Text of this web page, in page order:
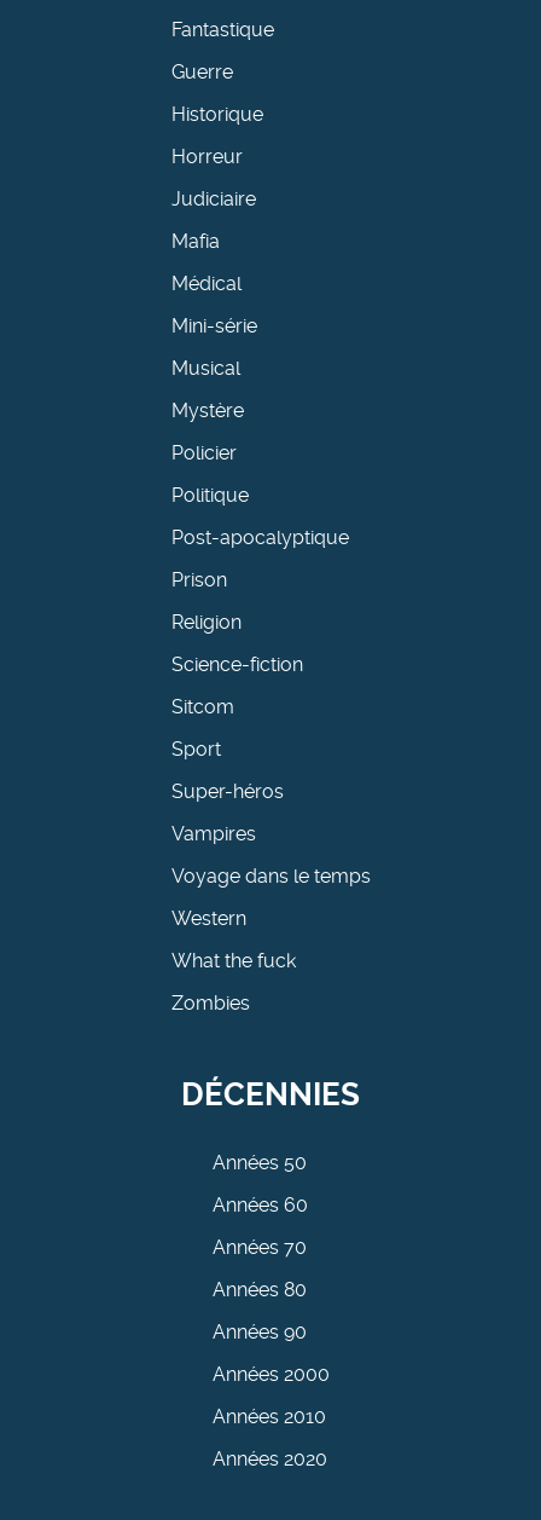
Fantastique
Guerre
Historique
Horreur
Judiciaire
Mafia
Médical
Mini-série
Musical
Mystère
Policier
Politique
Post-apocalyptique
Prison
Religion
Science-fiction
Sitcom
Sport
Super-héros
Vampires
Voyage dans le temps
Western
What the fuck
Zombies
DÉCENNIES
Années 50
Années 60
Années 70
Années 80
Années 90
Années 2000
Années 2010
Années 2020